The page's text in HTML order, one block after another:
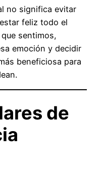
no significa evitar
feliz todo el
sentimos,
emoción y decidir
beneficiosa para
de